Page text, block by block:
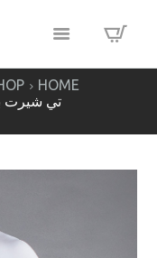
HOME
تي شيرت